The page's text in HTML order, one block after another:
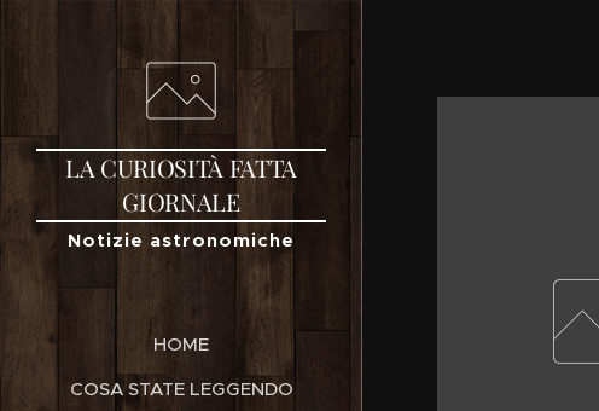
LA CURIOSITÀ FATTA
GIORNALE
Notizie astronomiche
HOME
COSA STATE LEGGENDO